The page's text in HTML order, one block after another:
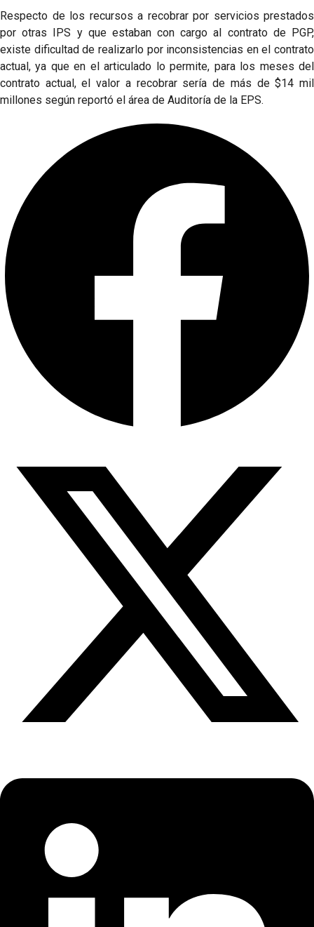
Respecto de los recursos a recobrar por servicios prestados
por otras IPS y que estaban con cargo al contrato de PGP,
existe dificultad de realizarlo por inconsistencias en el contrato
actual, ya que en el articulado lo permite, para los meses del
contrato actual, el valor a recobrar sería de más de $14 mil
millones según reportó el área de Auditoría de la EPS.